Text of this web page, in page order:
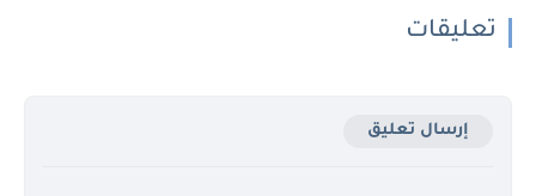
تعليقات
إرسال تعليق